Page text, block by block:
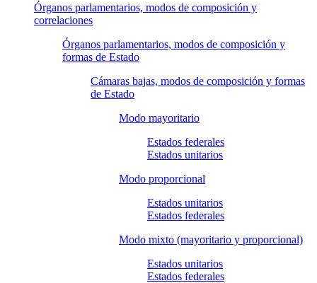
Órganos parlamentarios, modos de composición y
correlaciones
Órganos parlamentarios, modos de composición y
formas de Estado
Cámaras bajas, modos de composición y formas
de Estado
Modo mayoritario
Estados federales
Estados unitarios
Modo proporcional
Estados unitarios
Estados federales
Modo mixto (mayoritario y proporcional)
Estados unitarios
Estados federales